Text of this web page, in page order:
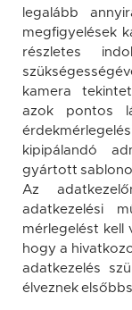
legalább
megfigyelések
részletes
kamera
azok pontos
kipipálandó
gyártott
Az
adatkezelési
mérlegelést kell
hogy a
adatkezelés
élveznek